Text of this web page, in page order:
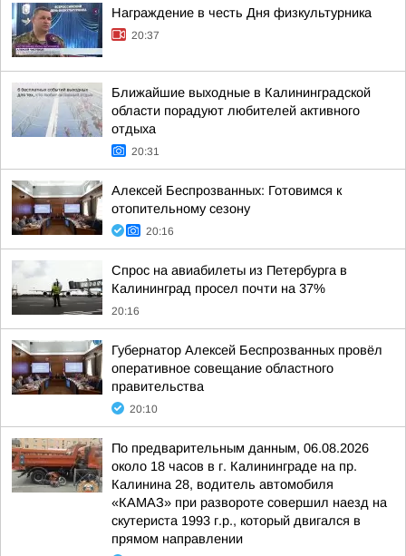
Награждение в честь Дня физкультурника
20:37
Ближайшие выходные в Калининградской
области порадуют любителей активного
отдыха
20:31
Алексей Беспрозванных: Готовимся к
отопительному сезону
20:16
Спрос на авиабилеты из Петербурга в
Калининград просел почти на 37%
20:16
Губернатор Алексей Беспрозванных провёл
оперативное совещание областного
правительства
20:10
По предварительным данным, 06.08.2026
около 18 часов в г. Калининграде на пр.
Калинина 28, водитель автомобиля
«КАМАЗ» при развороте совершил наезд на
скутериста 1993 г.р., который двигался в
прямом направлении